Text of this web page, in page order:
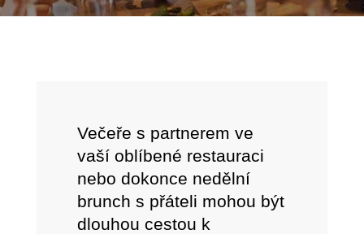
Večeře s partnerem ve
vaší oblíbené restauraci
nebo dokonce nedělní
brunch s přáteli mohou být
dlouhou cestou k